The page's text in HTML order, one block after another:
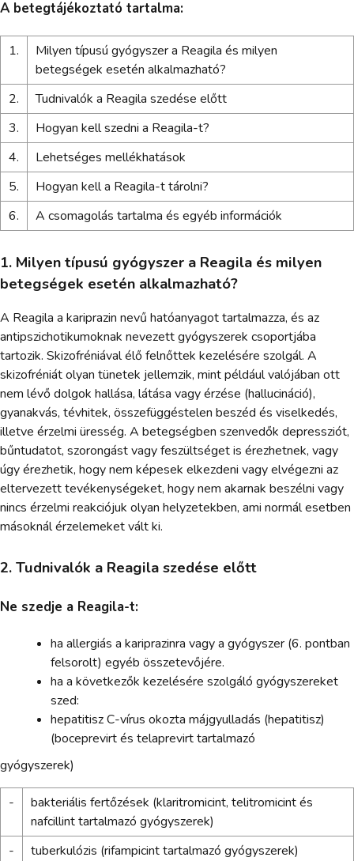
A betegtájékoztató tartalma:
1.
Milyen típusú gyógyszer a Reagila és milyen
betegségek esetén alkalmazható?
2.
Tudnivalók a Reagila szedése előtt
3.
Hogyan kell szedni a Reagila-t?
4.
Lehetséges mellékhatások
5.
Hogyan kell a Reagila-t tárolni?
6.
A csomagolás tartalma és egyéb információk
1. Milyen típusú gyógyszer a Reagila és milyen
betegségek esetén alkalmazható?
A Reagila a kariprazin nevű hatóanyagot tartalmazza, és az
antipszichotikumoknak nevezett gyógyszerek csoportjába
tartozik. Skizofréniával élő felnőttek kezelésére szolgál. A
skizofréniát olyan tünetek jellemzik, mint például valójában ott
nem lévő dolgok hallása, látása vagy érzése (hallucináció),
gyanakvás, tévhitek, összefüggéstelen beszéd és viselkedés,
illetve érzelmi üresség. A betegségben szenvedők depressziót,
bűntudatot, szorongást vagy feszültséget is érezhetnek, vagy
úgy érezhetik, hogy nem képesek elkezdeni vagy elvégezni az
eltervezett tevékenységeket, hogy nem akarnak beszélni vagy
nincs érzelmi reakciójuk olyan helyzetekben, ami normál esetben
másoknál érzelemeket vált ki.
2. Tudnivalók a Reagila szedése előtt
Ne szedje a Reagila-t:
ha allergiás a kariprazinra vagy a gyógyszer (6. pontban
felsorolt) egyéb összetevőjére.
ha a következők kezelésére szolgáló gyógyszereket
szed:
hepatitisz C-vírus okozta májgyulladás (hepatitisz)
(boceprevirt és telaprevirt tartalmazó
gyógyszerek)
-
bakteriális fertőzések (klaritromicint, telitromicint és
nafcillint tartalmazó gyógyszerek)
-
tuberkulózis (rifampicint tartalmazó gyógyszerek)